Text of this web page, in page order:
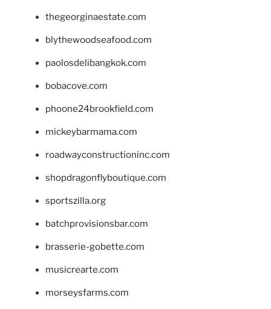
thegeorginaestate.com
blythewoodseafood.com
paolosdelibangkok.com
bobacove.com
phoone24brookfield.com
mickeybarmama.com
roadwayconstructioninc.com
shopdragonflyboutique.com
sportszilla.org
batchprovisionsbar.com
brasserie-gobette.com
musicrearte.com
morseysfarms.com